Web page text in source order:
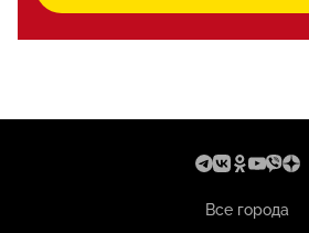
Все города